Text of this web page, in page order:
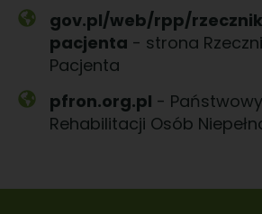
gov.pl/web/rpp/
pacjenta - strona
Pacjenta
pfron.org.pl -
Rehabilitacji Osób